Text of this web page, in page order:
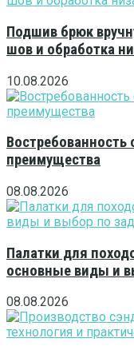
Подшив брюк
шов и обработка
10.08.2026
Востребованность
преимущества
08.08.2026
Палатки для
основные виды и
08.08.2026